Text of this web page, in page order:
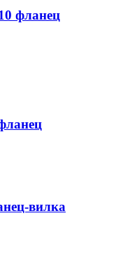
фланец
вилка